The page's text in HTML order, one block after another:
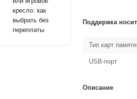
кресло: как
выбрать без
переплаты
Поддержка
Тип карт памяти
USB-порт
Описание